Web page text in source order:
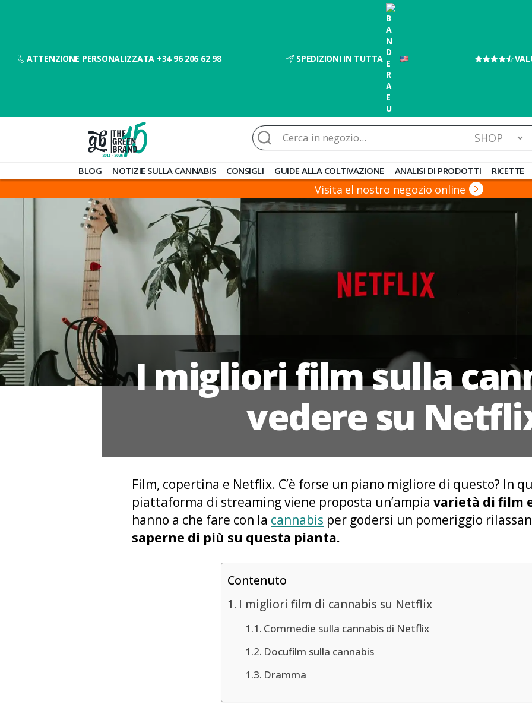
ATTENZIONE PERSONALIZZATA +34 96 206 62 98 SPEDIZIONI IN TUTTA
de
Barato
Cerca:
BLOG NOTIZIE SULLA CANNABIS CONSIGLI GUIDE ALLA COLTIVAZIONE ANALISI DI PRODOTTI RICETTE
Visita el nostro negozio online
I migliori film sulla
vedere su
Film, copertina e Netflix. C’è forse un piano migliore di questo? In
piattaforma di streaming viene proposta un’ampia varietà di film
hanno a che fare con la cannabis per godersi un pomeriggio
saperne di più su questa pianta.
Contenuto
I migliori film di cannabis su Netflix
Commedie sulla cannabis di Netflix
Docufilm sulla cannabis
Dramma